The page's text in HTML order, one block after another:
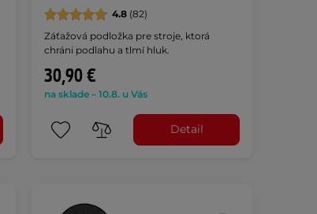
4.8(82)
Záťažová podložka pre stroje, ktorá
chráni podlahu a tlmí hluk.
30,90 €
na sklade – 10.8. u Vás
Detail